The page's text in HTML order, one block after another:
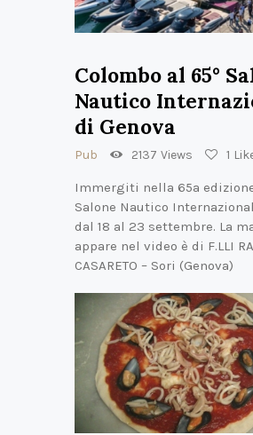
Colombo al 65°
Nautico
di Genova
Pub 2137 Views 1
Immergiti nella 65a
Salone Nautico
dal 18 al 23 settembre. La
appare nel video è di F.LLI
CASARETO – Sori (Genova)